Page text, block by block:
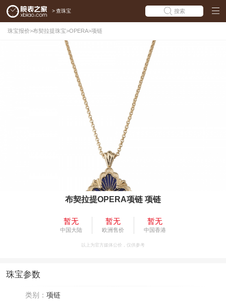
> 查珠宝 搜索
珠宝报价>布契拉提珠宝>OPERA>项链
布契拉提OPERA项链 项链
暂无
中国大陆
暂无
欧洲售价
暂无
中国香港
以上为官方媒体公价，仅供参考
珠宝参数
类别： 项链